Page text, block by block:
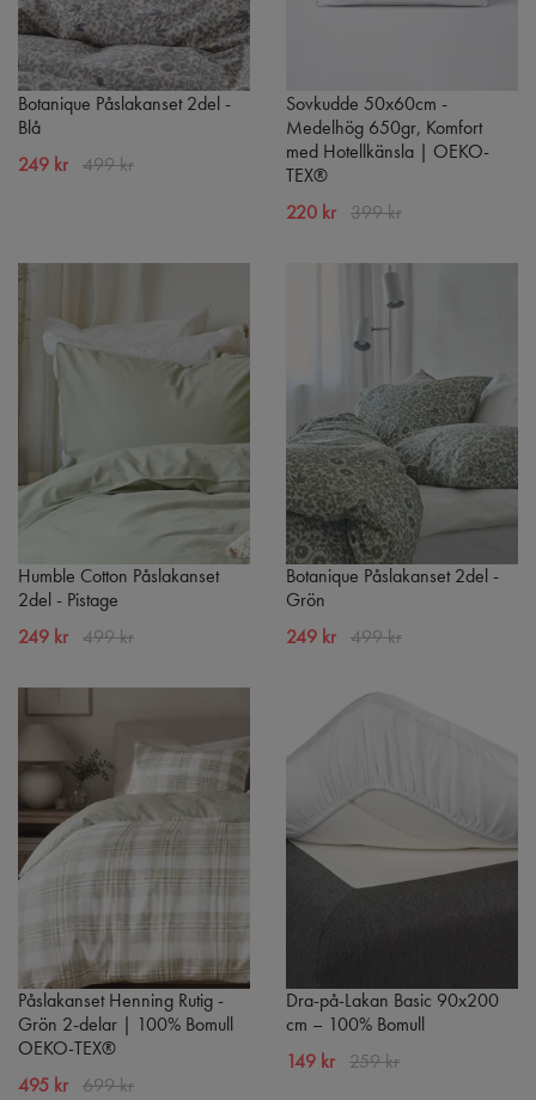
Botanique Påslakanset 2del -
Blå
249 kr 499 kr
Sovkudde 50x60cm -
Medelhög 650gr, Komfort
med Hotellkänsla | OEKO-
TEX®
220 kr 399 kr
Humble Cotton Påslakanset
2del - Pistage
249 kr 499 kr
Botanique Påslakanset 2del -
Grön
249 kr 499 kr
Påslakanset Henning Rutig -
Grön 2-delar | 100% Bomull
OEKO-TEX®
495 kr 699 kr
Dra-på-Lakan Basic 90x200
cm – 100% Bomull
149 kr 259 kr